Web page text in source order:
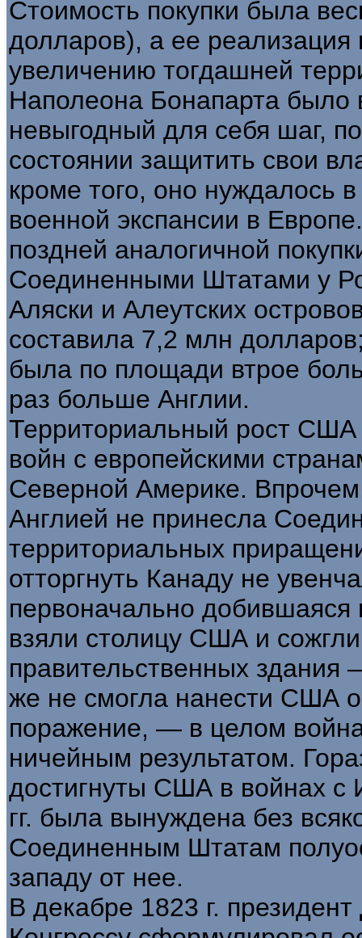
Стоимость покупки была
долларов), а ее реализация
увеличению тогдашней
Наполеона Бонапарта было
невыгодный для себя шаг,
состоянии защитить свои
кроме того, оно нуждалось
военной экспансии в
поздней аналогичной
Соединенными Штатами у
Аляски и Алеутских
составила 7,2 млн
была по площади втрое
раз больше Англии.
Территориальный рост США
войн с европейскими
Северной Америке.
Англией не принесла
территориальных
отторгнуть Канаду не
первоначально
взяли столицу США и
правительственных
же не смогла нанести США
поражение, — в целом
ничейным результатом.
достигнуты США в войнах с
гг. была вынуждена без
Соединенным Штатам
западу от нее.
В декабре 1823 г.